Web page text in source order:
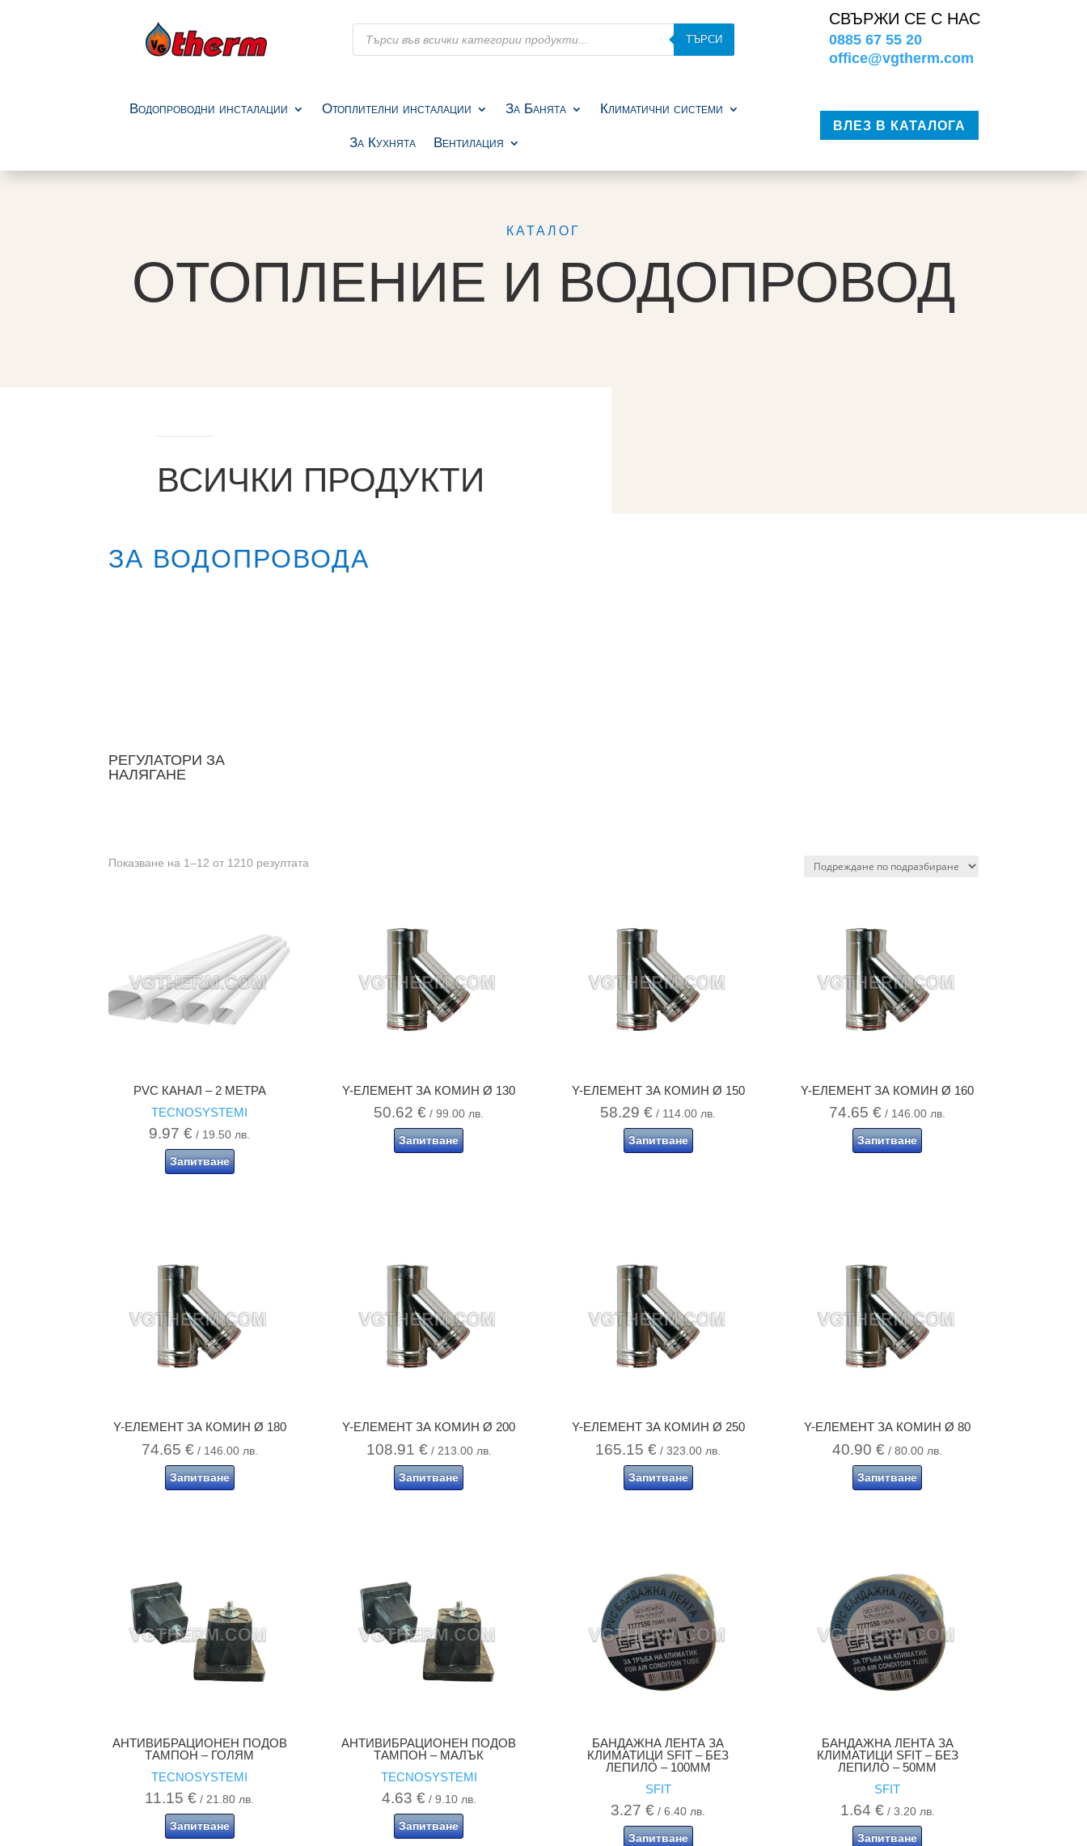
Products
search
ТЪРСИ
СВЪРЖИ СЕ С НАС
0885 67 55 20
office@vgtherm.com
Водопроводни инсталации Отоплителни инсталации За Банята Климатични системи
За Кухнята Вентилация
ВЛЕЗ В КАТАЛОГА
КАТАЛОГ
ОТОПЛЕНИЕ И ВОДОПРОВОД
ВСИЧКИ ПРОДУКТИ
ЗА ВОДОПРОВОДА
РЕГУЛАТОРИ ЗА
НАЛЯГАНЕ
Показване на 1–12 от 1210 резултата
PVC КАНАЛ – 2 МЕТРА
TECNOSYSTEMI
9.97€ / 19.50 лв.
Запитване
Y-ЕЛЕМЕНТ ЗА КОМИН Ø 130
50.62€ / 99.00 лв.
Запитване
Y-ЕЛЕМЕНТ ЗА КОМИН Ø 150
58.29€ / 114.00 лв.
Запитване
Y-ЕЛЕМЕНТ ЗА КОМИН Ø 160
74.65€ / 146.00 лв.
Запитване
Y-ЕЛЕМЕНТ ЗА КОМИН Ø 180
74.65 € / 146.00 лв.
Запитване
Y-ЕЛЕМЕНТ ЗА КОМИН Ø 200
108.91 € / 213.00 лв.
Запитване
Y-ЕЛЕМЕНТ ЗА КОМИН Ø 250
165.15€ / 323.00 лв.
Запитване
Y-ЕЛЕМЕНТ ЗА КОМИН Ø 80
40.90€ / 80.00 лв.
Запитване
АНТИВИБРАЦИОНЕН ПОДОВ
ТАМПОН – ГОЛЯМ
TECNOSYSTEMI
11.15€ / 21.80 лв.
Запитване
АНТИВИБРАЦИОНЕН ПОДОВ
ТАМПОН – МАЛЪК
TECNOSYSTEMI
4.63 € / 9.10 лв.
Запитване
БАНДАЖНА ЛЕНТА ЗА
КЛИМАТИЦИ SFIT – БЕЗ
ЛЕПИЛО – 100MM
SFIT
3.27€ / 6.40 лв.
Запитване
БАНДАЖНА ЛЕНТА ЗА
КЛИМАТИЦИ SFIT – БЕЗ
ЛЕПИЛО – 50MM
SFIT
1.64 € / 3.20 лв.
Запитване